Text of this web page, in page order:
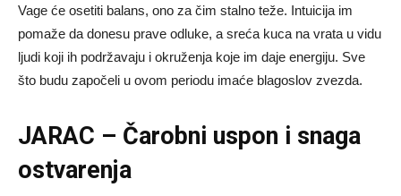
Vage će osetiti balans, ono za čim stalno teže. Intuicija im
pomaže da donesu prave odluke, a sreća kuca na vrata u vidu
ljudi koji ih podržavaju i okruženja koje im daje energiju. Sve
što budu započeli u ovom periodu imaće blagoslov zvezda.
JARAC – Čarobni uspon i snaga
ostvarenja